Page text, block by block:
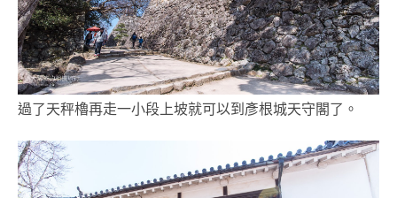
過了天秤櫓再走一小段上坡就可以到彥根城天守閣了。